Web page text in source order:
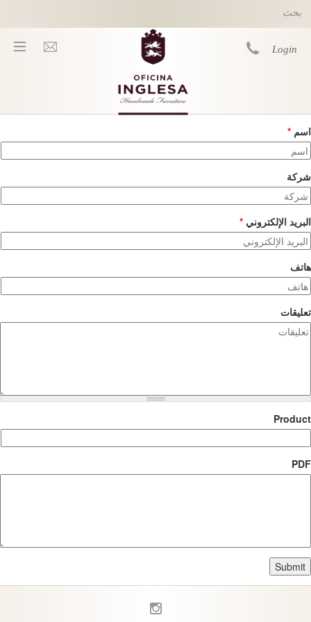
Login
You are here
اسم *
شركة
البريد الإلكتروني *
هاتف
تعليقات
Product
PDF